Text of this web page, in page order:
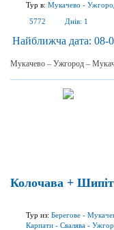
Тур в: Мукачево -
5772
Днів: 1
Найближча дата: 08-
Мукачево – Ужгород –
Колочава + Шипіт
Тур из: Берегове -
Карпати - Свалява -